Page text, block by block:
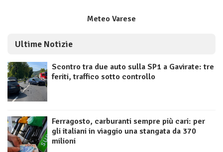
Meteo Varese
Ultime Notizie
Scontro tra due auto sulla SP1 a Gavirate: tre
feriti, traffico sotto controllo
Ferragosto, carburanti sempre più cari: per
gli italiani in viaggio una stangata da 370
milioni